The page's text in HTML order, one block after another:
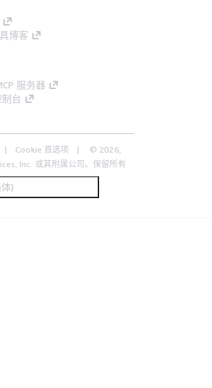
博客
服务器
台
Cookie 首选项
© 2026,
Inc. 或其附属公司。保留所有
)